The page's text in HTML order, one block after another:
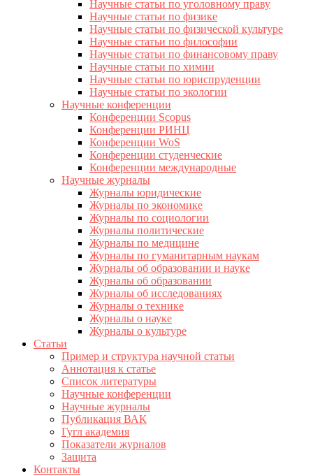
Научные статьи по уголовному праву
Научные статьи по физике
Научные статьи по физической культуре
Научные статьи по философии
Научные статьи по финансовому праву
Научные статьи по химии
Научные статьи по юриспруденции
Научные статьи по экологии
Научные конференции
Конференции Scopus
Конференции РИНЦ
Конференции WoS
Конференции студенческие
Конференции международные
Научные журналы
Журналы юридические
Журналы по экономике
Журналы по социологии
Журналы политические
Журналы по медицине
Журналы по гуманитарным наукам
Журналы об образовании и науке
Журналы об образовании
Журналы об исследованиях
Журналы о технике
Журналы о науке
Журналы о культуре
Статьи
Пример и структура научной статьи
Аннотация к статье
Список литературы
Научные конференции
Научные журналы
Публикация ВАК
Гугл академия
Показатели журналов
Защита
Контакты